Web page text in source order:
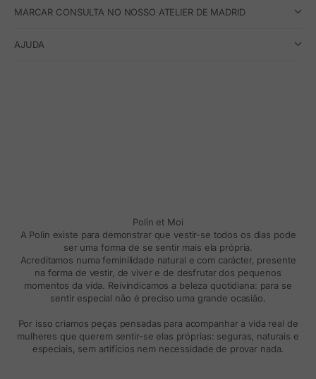
MARCAR CONSULTA NO NOSSO ATELIER DE MADRID
AJUDA
Polín et Moi
A Polin existe para demonstrar que vestir-se todos os dias pode
ser uma forma de se sentir mais ela própria.
Acreditamos numa feminilidade natural e com carácter, presente
na forma de vestir, de viver e de desfrutar dos pequenos
momentos da vida. Reivindicamos a beleza quotidiana: para se
sentir especial não é preciso uma grande ocasião.
Por isso criamos peças pensadas para acompanhar a vida real de
mulheres que querem sentir-se elas próprias: seguras, naturais e
especiais, sem artifícios nem necessidade de provar nada.